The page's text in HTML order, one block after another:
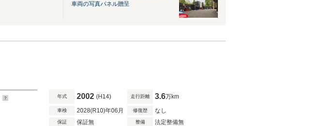
車両の写真パネル贈呈
年式 2002 (H14) 走行距離 3.6万km
車検 2028(R10)年06月 修復歴 なし
保証 保証無 整備 法定整備無